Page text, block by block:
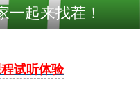
一起来找茬！
试听体验